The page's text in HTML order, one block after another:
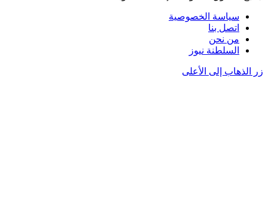
سياسة الخصوصية
اتصل بنا
من نحن
السلطنة نيوز
زر الذهاب إلى الأعلى